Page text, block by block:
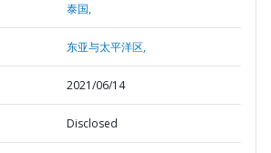
泰国,
东亚与太平洋区,
2021/06/14
Disclosed